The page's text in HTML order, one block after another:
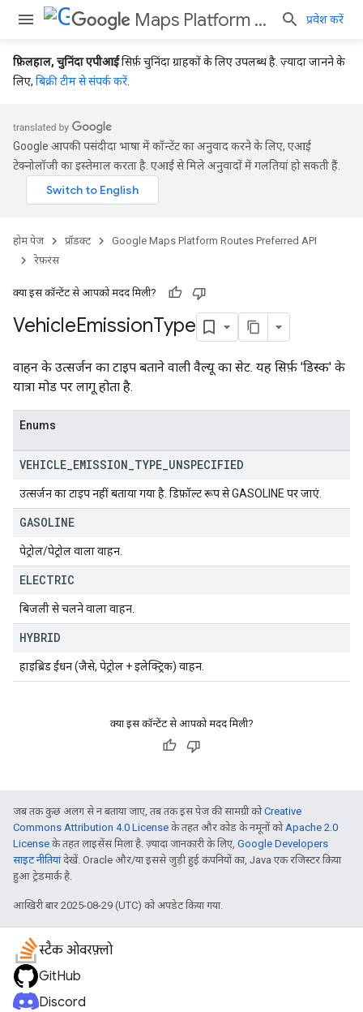
Maps Platform Routes Preferred API प्रवेश करें
फ़िलहाल, चुनिंदा एपीआईसिर्फ़ चुनिंदा ग्राहकों के लिए उपलब्ध है. ज़्यादा जानने के
लिए, बिक्री टीम से संपर्क करें
Google आपकी पसंदीदा भाषा में कॉन्टेंट का अनुवाद करने के लिए, एआई
टेक्नोलॉजी का इस्तेमाल करता है. एआई से मिले अनुवादों में गलतियां हो सकती हैं.
होम पेज प्रॉडक्ट
Google Maps Platform Routes Preferred API
रेफ़रंस
क्या इस कॉन्टेंट से आपको मदद मिली?
VehicleEmissionType
वाहन के उत्सर्जन का टाइप बताने वाली वैल्यू का सेट. यह सिर्फ़ 'डिस्क' के
यात्रा मोड पर लागू होता है.
Enums
VEHICLE EMISSION TYPE UNSPECIFIED
उत्सर्जन का टाइप नहीं बताया गया है. डिफ़ॉल्ट रूप से GASOLINE पर जाएं.
GASOLINE
पेट्रोल/पेट्रोल वाला वाहन.
ELECTRIC
बिजली से चलने वाला वाहन.
HYBRID
हाइब्रिड ईंधन (जैसे, पेट्रोल + इलेक्ट्रिक) वाहन.
क्या इस कॉन्टेंट से आपको मदद मिली?
जब तक कुछ अलग से न बताया जाए, तब तक इस पेज की सामग्री कोCreative
Commons Attribution 4.0 License के तहत और कोड के नमूनों कोApache 2.0
License के तहत लाइसेंस मिला है. ज़्यादा जानकारी के लिए, Google Developers
साइट नीतियांदेखें. Oracle और/या इससे जुड़ी हुई कंपनियों का, Java एक रजिस्टर किया
हुआ ट्रेडमार्क है.
आखिरी बार 2025-08-29 (UTC) को अपडेट किया गया.
स्टैक ओवरफ़्लो
GitHub
Discord